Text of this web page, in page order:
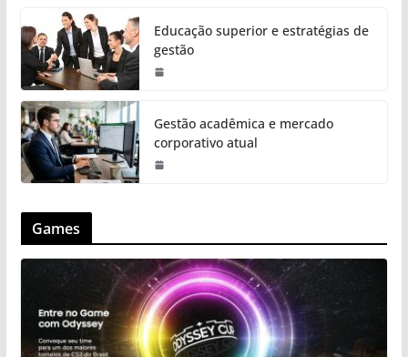
Educação superior e estratégias de
gestão
Gestão acadêmica e mercado
corporativo atual
Games